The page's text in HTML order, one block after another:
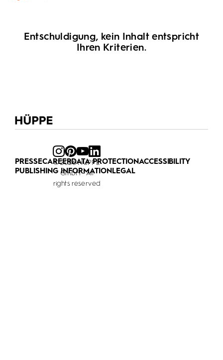
Entschuldigung, kein Inhalt entspricht
Ihren Kriterien.
PRESSECAREERDATA PROTECTIONACCESSIBILITY
PUBLISHING INFORMATIONLEGAL
© 2026 HÜPPE
GmbH - All
rights reserved